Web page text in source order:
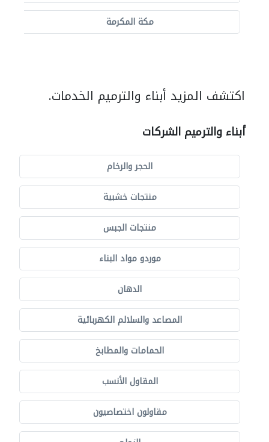
مكة المكرمة
اكتشف المزيد أبناء والترميم الخدمات.
أبناء والترميم الشركات
الحجر والرخام
منتجات خشبية
منتجات الجبس
موردو مواد البناء
الدهان
المصاعد والسلالم الكهربائية
الحمامات والمطابخ
المقاول الأنسب
مقاولون اختصاصيون